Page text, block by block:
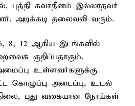
புத்தி சுவாதீனம் இல்லாதவர்
அடிக்கடி தலைவலி வரும்.
8, 12 ஆகிய இடங்களில்
குறிப்பதாகும்.
உள்ளவர்களுக்கு
கொழுப்பு அடைப்பு, உடல்
புது வகையான நோய்கள்